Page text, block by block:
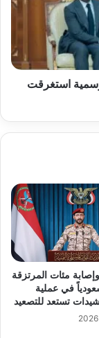
رسمية استغرقت
مئات المرتزقة
في عملية
تستعد للتصعيد